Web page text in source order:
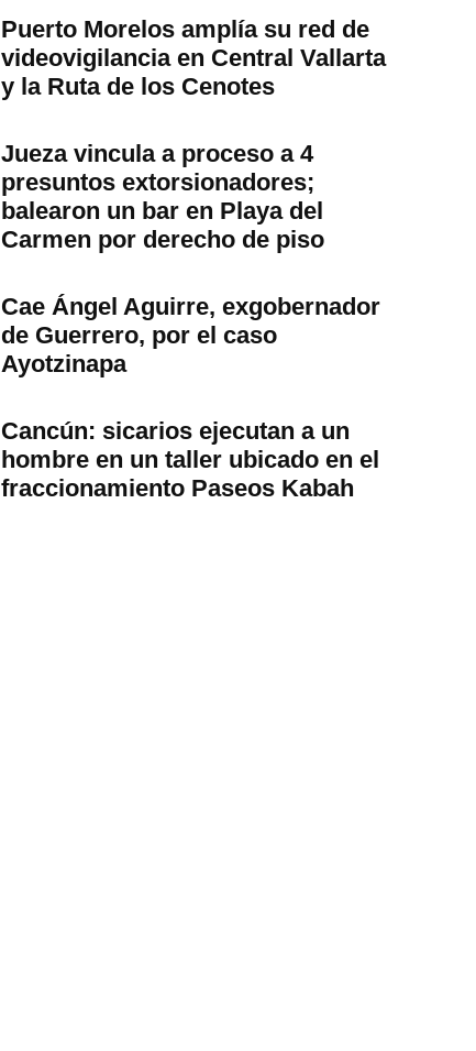
Puerto Morelos amplía su red de
videovigilancia en Central Vallarta
y la Ruta de los Cenotes
Jueza vincula a proceso a 4
presuntos extorsionadores;
balearon un bar en Playa del
Carmen por derecho de piso
Cae Ángel Aguirre, exgobernador
de Guerrero, por el caso
Ayotzinapa
Cancún: sicarios ejecutan a un
hombre en un taller ubicado en el
fraccionamiento Paseos Kabah